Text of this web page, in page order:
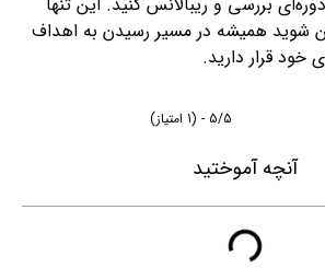
شوید همیشه در مسیر رسیدن به اهداف
خود قرار دارید.
5/5 - (1 امتیاز)
آنچه آموختید